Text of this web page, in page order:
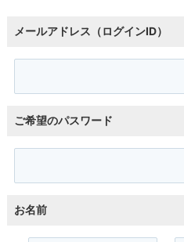
メールアドレス（ログインID）
ご希望のパスワード
お名前